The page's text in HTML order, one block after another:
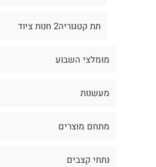
תת קטגוריה2 חנות ציוד
מומלצי השבוע
מעשנות
מתחם מוצרים
נתחי קצבים